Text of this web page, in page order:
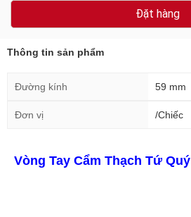
Đặt hàng
Thông tin sản phẩm
Đường kính 59 mm
Đơn vị /Chiếc
Vòng Tay Cẩm Thạch Tứ Quý